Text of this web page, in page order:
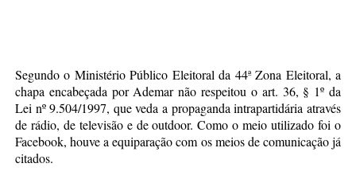
Segundo o Ministério Público Eleitoral da 44ª Zona Eleitoral, a
chapa encabeçada por Ademar não respeitou o art. 36, § 1º da
Lei nº 9.504/1997, que veda a propaganda intrapartidária através
de rádio, de televisão e de outdoor. Como o meio utilizado foi o
Facebook, houve a equiparação com os meios de comunicação já
citados.